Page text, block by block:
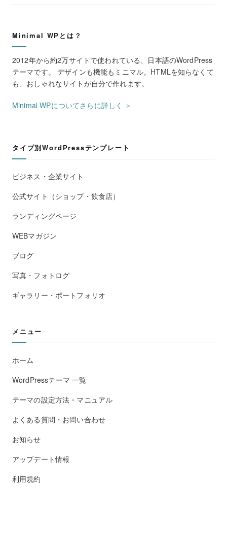
Minimal WPとは？
2012年から約2万サイトで使われている、日本語のWordPress
テーマです。 デザインも機能もミニマル。HTMLを知らなくて
も、おしゃれなサイトが自分で作れます。
Minimal WPについてさらに詳しく ＞
タイプ別WordPressテンプレート
ビジネス・企業サイト
公式サイト（ショップ・飲食店）
ランディングページ
WEBマガジン
ブログ
写真・フォトログ
ギャラリー・ポートフォリオ
メニュー
ホーム
WordPressテーマ 一覧
テーマの設定方法・マニュアル
よくある質問・お問い合わせ
お知らせ
アップデート情報
利用規約